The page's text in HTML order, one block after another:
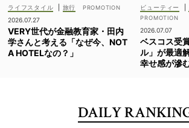
ライフスタイル
旅行
2026.07.27
VERY世代が金融教育家・田内
学さんと考える「なぜ今、NOT
A HOTELなの？」
ビューティー
2026.07.07
ベスコス受
ル」が最適
幸せ感が滲
DAILY